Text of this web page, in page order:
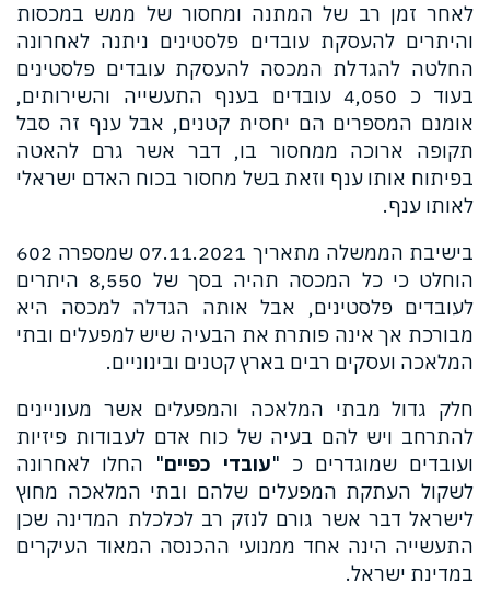
לאחר זמן רב של המתנה ומחסור של ממש במכסות
והיתרים להעסקת עובדים פלסטינים ניתנה לאחרונה
החלטה להגדלת המכסה להעסקת עובדים פלסטינים
בעוד כ 4,050 עובדים בענף התעשייה והשירותים,
אומנם המספרים הם יחסית קטנים, אבל ענף זה סבל
תקופה ארוכה ממחסור בו, דבר אשר גרם להאטה
בפיתוח אותו ענף וזאת בשל מחסור בכוח האדם ישראלי
לאותו ענף.
בישיבת הממשלה מתאריך 07.11.2021 שמספרה 602
הוחלט כי כל המכסה תהיה בסך של 8,550 היתרים
לעובדים פלסטינים, אבל אותה הגדלה למכסה היא
מבורכת אך אינה פותרת את הבעיה שיש למפעלים ובתי
המלאכה ועסקים רבים בארץ קטנים ובינוניים.
חלק גדול מבתי המלאכה והמפעלים אשר מעוניינים
להתרחב ויש להם בעיה של כוח אדם לעבודות פיזיות
ועובדים שמוגדרים כ "עובדי כפיים" החלו לאחרונה
לשקול העתקת המפעלים שלהם ובתי המלאכה מחוץ
לישראל דבר אשר גורם לנזק רב לכלכלת המדינה שכן
התעשייה הינה אחד ממנועי ההכנסה המאוד העיקרים
במדינת ישראל.